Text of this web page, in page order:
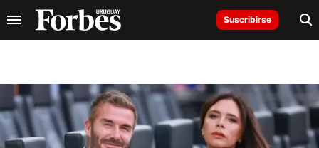
Suscribirse